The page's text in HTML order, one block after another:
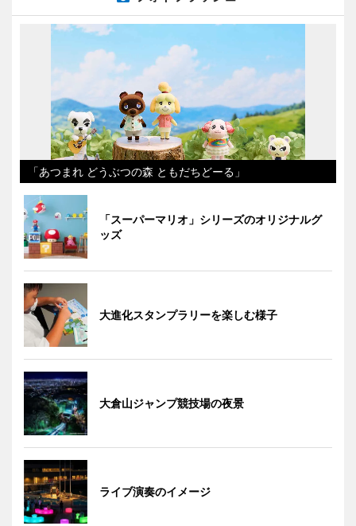
「あつまれ どうぶつの森 ともだちどーる」
「スーパーマリオ」シリーズのオリジナルグ
ッズ
大進化スタンプラリーを楽しむ様子
大倉山ジャンプ競技場の夜景
ライブ演奏のイメージ